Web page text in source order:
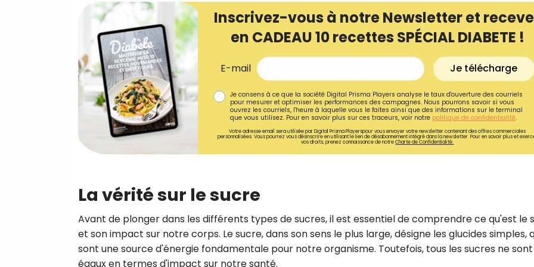
Inscrivez-vous à notre Newsletter et
en CADEAU 10 recettes SPÉCIAL DIABETE !
E-mail Je télécharge
Je consens à ce que la société Digital Prisma Players analyse le taux d'ouverture des courriels
pour mesurer et optimiser les performances des campagnes. Nous pourrons savoir si vous
ouvrez les courriels, l'heure à laquelle vous le faites ainsi que des informations sur le terminal
que vous utilisez. Pour en savoir plus sur ces traceurs, voir notre politique de confidentialité.
Votre adresse email sera utilisée par Digital Prisma Playerspour vous envoyer votre newsletter contenant des offres commerciales
personnalisées. Vous pourrez vous désinscrire en utilisant le lien de désabonnement intégré dans la newsletter. Pour en savoir plus et
vos droits, prenez connaissance de notreCharte de Confidentialité.
La vérité sur le sucre
Avant de plonger dans les différents types de sucres, il est essentiel de comprendre ce qu'est le
et son impact sur notre corps. Le sucre, dans son sens le plus large, désigne les glucides simples,
sont une source d'énergie fondamentale pour notre organisme. Toutefois, tous les sucres ne
égaux en termes d'impact sur notre santé.
de nos meilleures
spécial diabète !